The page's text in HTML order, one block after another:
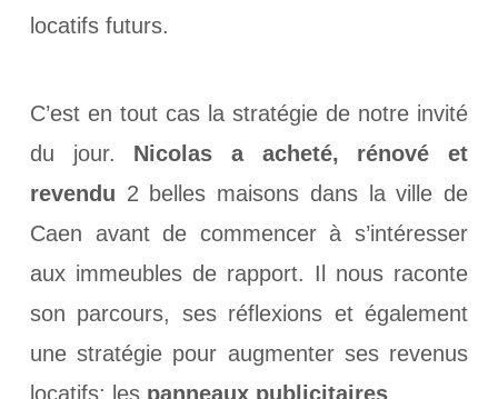
locatifs futurs.
C’est en tout cas la stratégie de notre invité
du jour. Nicolas a acheté, rénové et
revendu 2 belles maisons dans la ville de
Caen avant de commencer à s’intéresser
aux immeubles de rapport. Il nous raconte
son parcours, ses réflexions et également
une stratégie pour augmenter ses revenus
locatifs: les panneaux publicitaires.